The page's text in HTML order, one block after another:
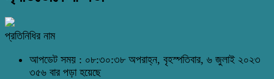
প্রতিনিধির নাম
আপডেট সময় : ০৮:৩০:৩৮ অপরাহ্ন, বৃহস্পতিবার, ৬ জুলাই ২০২৩
৩৫৬ বার পড়া হয়েছে